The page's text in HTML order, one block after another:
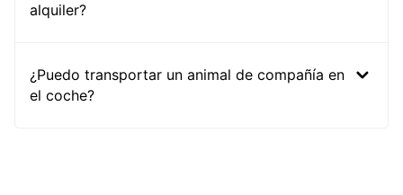
alquiler?
¿Puedo transportar un animal de compañía en
el coche?